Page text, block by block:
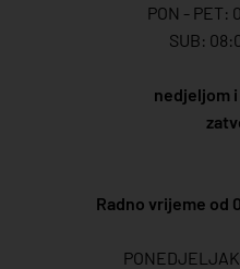
PON - PET:
SUB:
nedjeljom
Radno vrijeme od